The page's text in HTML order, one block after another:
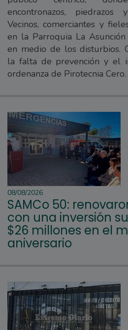
encontronazos, piedrazos
Vecinos, comerciantes y
en la Parroquia La
en medio de los disturbios.
la falta de prevención y el
ordenanza de Pirotecnia Cero.
08/08/2026
SAMCo 50:
con una inversión
$26 millones en el
aniversario